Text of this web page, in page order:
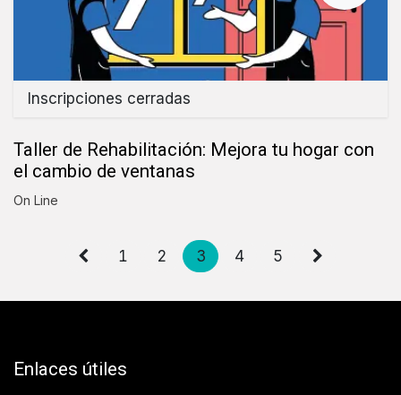
Inscripciones cerradas
Taller de Rehabilitación: Mejora tu hogar con
el cambio de ventanas
On Line
1 2 3 4 5
Enlaces útiles